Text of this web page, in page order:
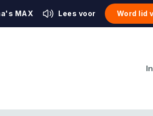
MAX Lees voor Word lid